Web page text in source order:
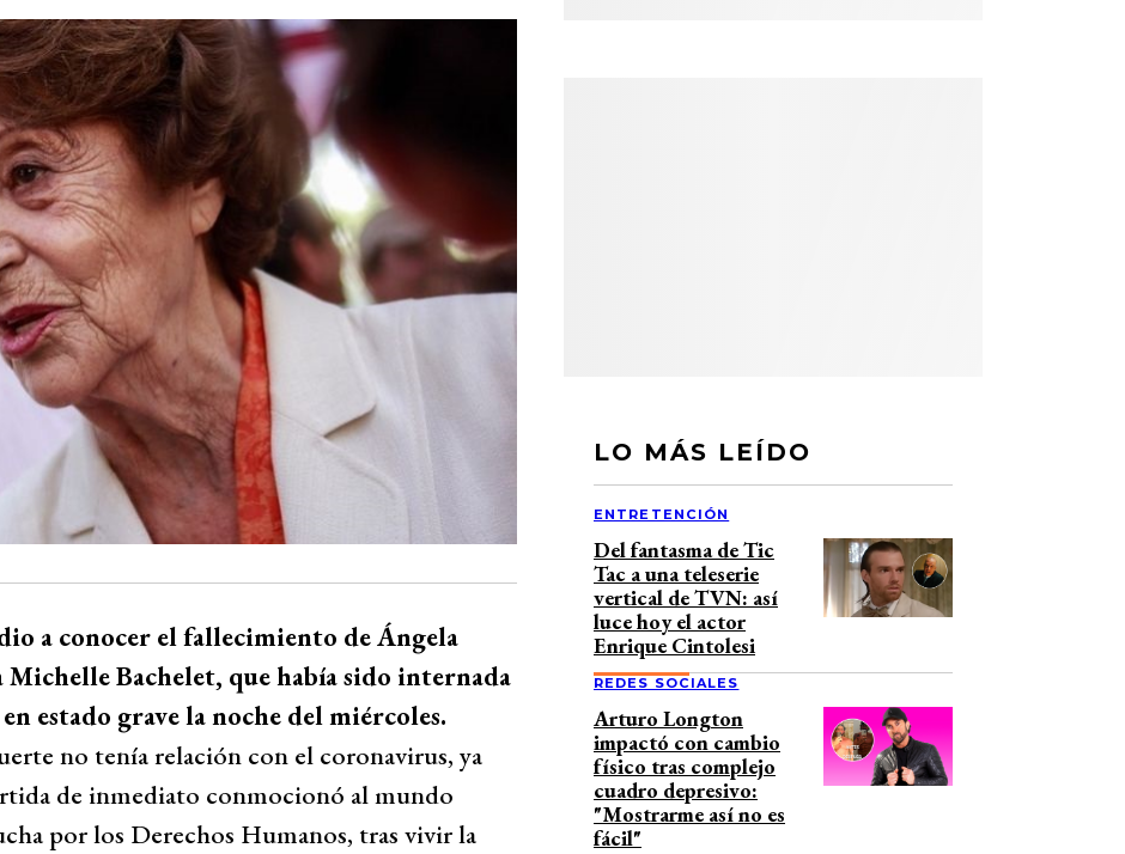
a conocer el fallecimiento de Ángela
Michelle Bachelet, que había sido internada
estado grave la noche del miércoles.
no tenía relación con el coronavirus, ya
de inmediato conmocionó al mundo
por los Derechos Humanos, tras vivir la
LO MÁS LEÍDO
ENTRETENCIÓN
Del fantasma de Tic
Tac a una teleserie
vertical de TVN: así
luce hoy el actor
Enrique Cintolesi
REDES SOCIALES
Arturo Longton
impactó con cambio
físico tras complejo
cuadro depresivo:
"Mostrarme así no es
fácil"